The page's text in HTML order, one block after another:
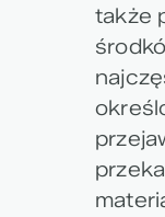
także